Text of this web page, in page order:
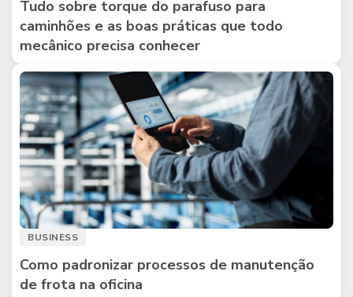
Tudo sobre torque do parafuso para
caminhões e as boas práticas que todo
mecânico precisa conhecer
BUSINESS
Como padronizar processos de manutenção
de frota na oficina